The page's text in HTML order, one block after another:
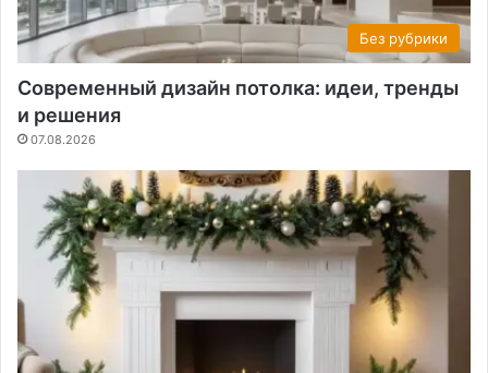
Без рубрики
Современный дизайн потолка: идеи, тренды
и решения
07.08.2026